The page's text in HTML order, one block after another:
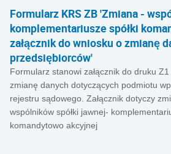
Formularz KRS ZB 'Zmiana -
komplementariusze spółki
załącznik do wniosku o zmianę
przedsiębiorców'
Formularz stanowi załącznik do druku
zmianę danych dotyczących podmiotu
rejestru sądowego. Załącznik dotyczy
wspólników spółki jawnej-
komandytowo akcyjnej